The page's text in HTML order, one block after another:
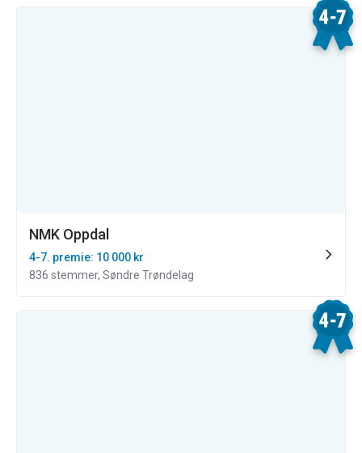
NMK Oppdal
4-7. premie: 10 000 kr
836 stemmer, Søndre Trøndelag